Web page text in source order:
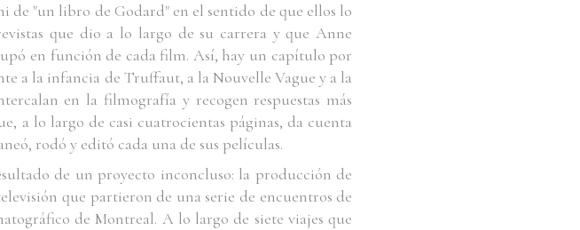
"un libro de Godard" en el sentido de que ellos lo
que dio a lo largo de su carrera y que Anne
en función de cada film. Así, hay un capítulo por
a la infancia de Truffaut, a la Nouvelle Vague y a la
en la filmografía y recogen respuestas más
a lo largo de casi cuatrocientas páginas, da cuenta
rodó y editó cada una de sus películas.
de un proyecto inconcluso: la producción de
que partieron de una serie de encuentros de
de Montreal. A lo largo de siete viajes que